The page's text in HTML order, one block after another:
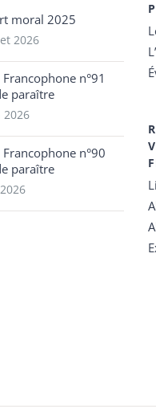
moral 2025
2026
n°91
paraître
Francophone n°90
paraître